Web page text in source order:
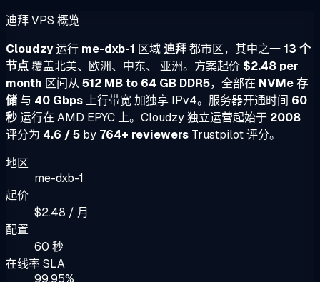
迪拜 VPS 概览
Cloudzy运行 me-dxb-1 区域迪拜都市区，其中之一13 个
节点覆盖北美、欧洲、中东、 亚洲。方案起价 $2.48 per
month 区间从 512 MB to 64 GB DDR5，全部在 NVMe 存
储 与 40 Gbps 上行带宽 加独享 IPv4。服务器开通时间 60
秒运行在 AMD EPYC 上。Cloudzy 独立运营起始于 2008
评分为 4.6 / 5 by 764+ reviewers Trustpilot 评分。
地区
me-dxb-1
起价
$2.48 / 月
配置
60 秒
在线率 SLA
99.95%